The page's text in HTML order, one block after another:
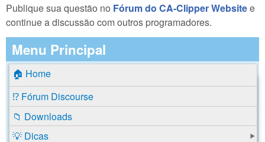
Publique sua questão no Fórum do CA-Clipper Websitee
continue a discussão com outros programadores.
Menu Principal
🏠 Home
⁉️ Fórum Discourse
📁 Downloads
💡 Dicas